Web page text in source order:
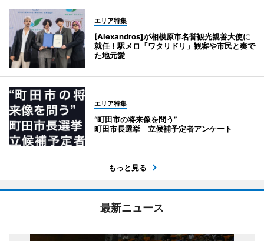
エリア特集
[Alexandros]が相模原市名誉観光親善大使に
就任！駅メロ「ワタリドリ」観客や市民と奏で
た地元愛
エリア特集
“町田市の将来像を問う”
町田市長選挙 立候補予定者アンケート
もっと見る
最新ニュース